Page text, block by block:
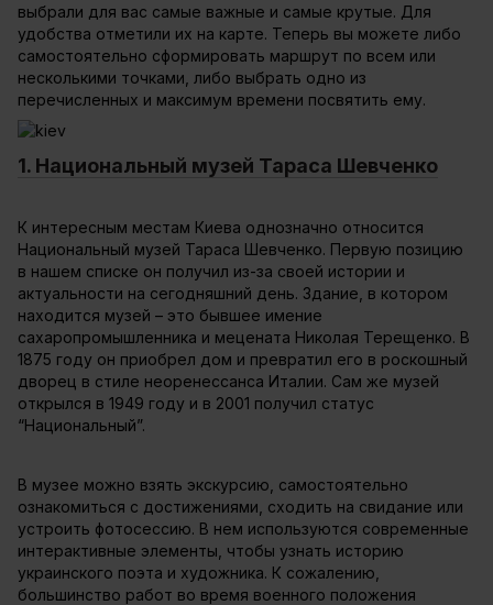
выбрали для вас самые важные и самые крутые. Для
удобства отметили их на карте. Теперь вы можете либо
самостоятельно сформировать маршрут по всем или
несколькими точками, либо выбрать одно из
перечисленных и максимум времени посвятить ему.
1. Национальный музей Тараса Шевченко
К интересным местам Киева однозначно относится
Национальный музей Тараса Шевченко. Первую позицию
в нашем списке он получил из-за своей истории и
актуальности на сегодняшний день. Здание, в котором
находится музей – это бывшее имение
сахаропромышленника и мецената Николая Терещенко. В
1875 году он приобрел дом и превратил его в роскошный
дворец в стиле неоренессанса Италии. Сам же музей
открылся в 1949 году и в 2001 получил статус
“Национальный”.
В музее можно взять экскурсию, самостоятельно
ознакомиться с достижениями, сходить на свидание или
устроить фотосессию. В нем используются современные
интерактивные элементы, чтобы узнать историю
украинского поэта и художника. К сожалению,
большинство работ во время военного положения